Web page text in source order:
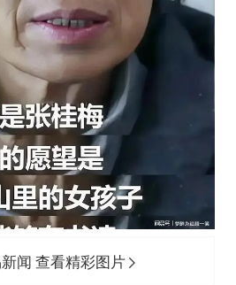
闻 查看精彩图片